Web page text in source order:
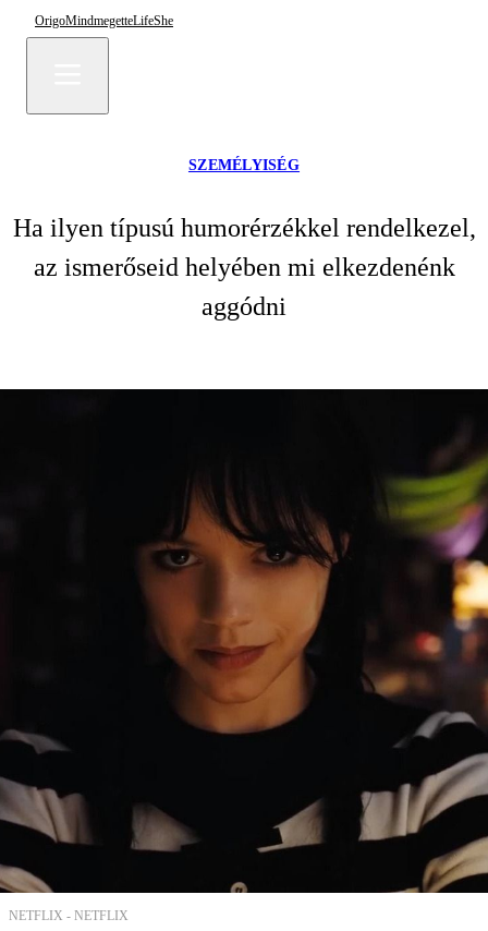
OrigoMindmegetteLifeShe
SZEMÉLYISÉG
Ha ilyen típusú humorérzékkel rendelkezel,
az ismerőseid helyében mi elkezdenénk
aggódni
NETFLIX - NETFLIX